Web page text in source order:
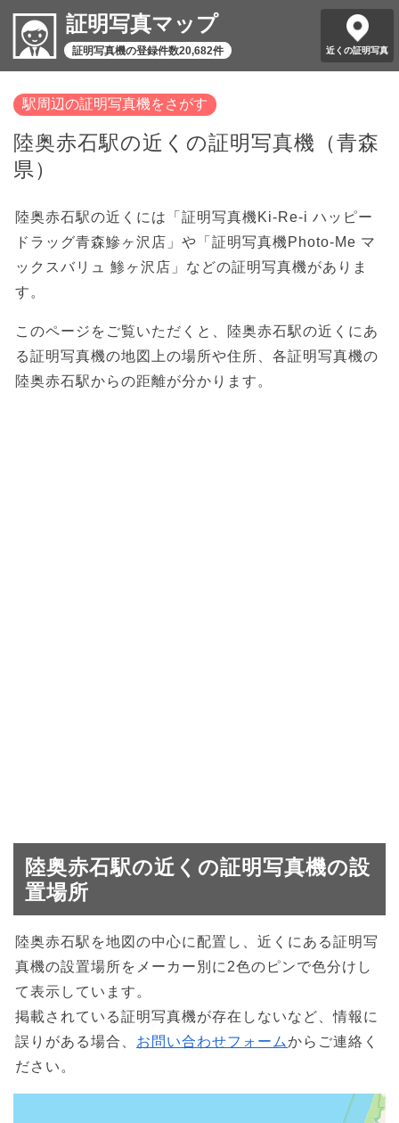
証明写真マップ
証明写真機の登録件数20,682件 近くの証明写真
駅周辺の証明写真機をさがす
陸奥赤石駅の近くの証明写真機（青森
県）
陸奥赤石駅の近くには「証明写真機Ki-Re-i ハッピー
ドラッグ青森鰺ヶ沢店」や「証明写真機Photo-Me マ
ックスバリュ 鯵ヶ沢店」などの証明写真機がありま
す。
このページをご覧いただくと、陸奥赤石駅の近くにあ
る証明写真機の地図上の場所や住所、各証明写真機の
陸奥赤石駅からの距離が分かります。
陸奥赤石駅の近くの証明写真機の設
置場所
陸奥赤石駅を地図の中心に配置し、近くにある証明写
真機の設置場所をメーカー別に2色のピンで色分けし
て表示しています。
掲載されている証明写真機が存在しないなど、情報に
誤りがある場合、 お問い合わせフォームからご連絡く
ださい。